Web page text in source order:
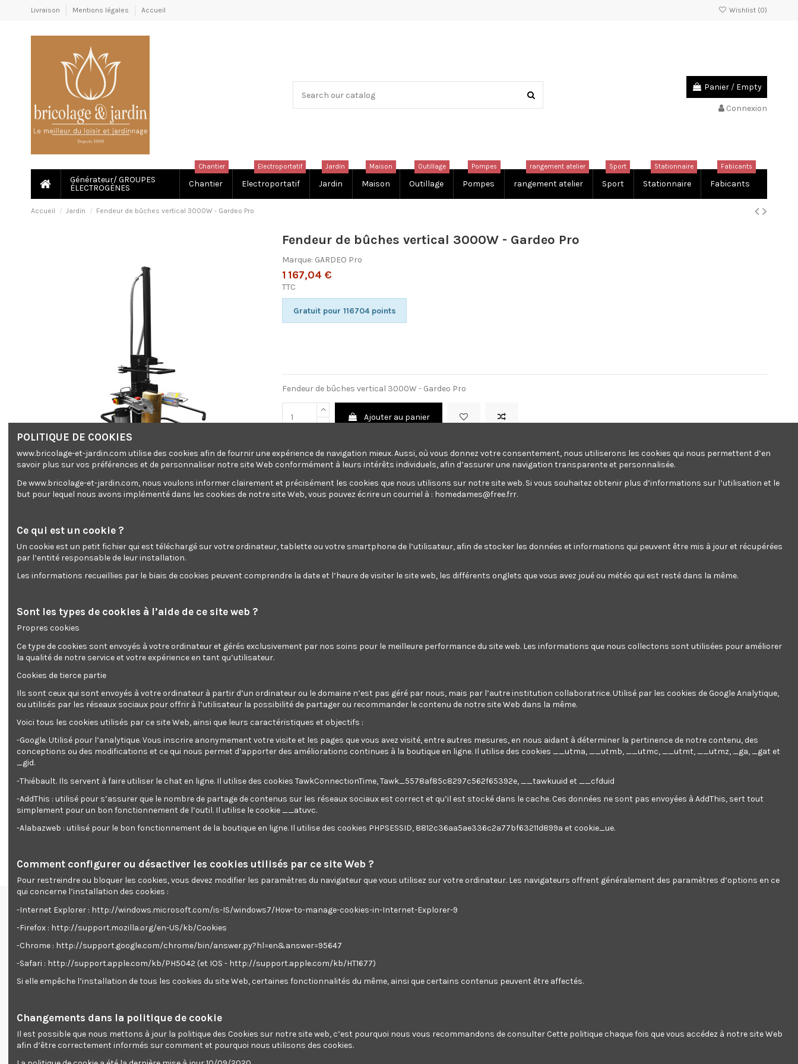
Livraison Mentions légales Accueil Wishlist (0)
Panier / Empty
Connexion
Générateur/ GROUPES
ÉLECTROGÈNES
Chantier
Chantier
Electroportatif
Electroportatif
Jardin
Jardin
Maison
Maison
Outillage
Outillage
Pompes
Pompes
rangement atelier
rangement atelier
Sport
Sport
Stationnaire
Stationnaire
Fabicants
Fabicants
Accueil Jardin Fendeur de bûches vertical 3000W - Gardeo Pro
Fendeur de bûches vertical 3000W - Gardeo Pro
Marque: GARDEO Pro
1 167,04 €
TTC
Gratuit pour 116704 points
Fendeur de bûches vertical 3000W - Gardeo Pro
Ajouter au panier
Get register and you will earn 1167 points/11,67 €(Chaque 1,00 € dépensé = 1 point, 1 point = 0,01 € de réduction sur
Votre panier totalisera 1167 points qui pourront être convertis en un bon de réduction de 11,67 €.
d'une enclume en acier biseautée, il est capable de fendre des bûches jusqu'à 40 cm de diamètre et 106 cm de longueur. De plus, il est livré avec un accessoire permettant de fendre les bûches
en 4. Robuste et performant, ce fendeur de bûches vous rendra service durant de nombreuses années.
Caractéristiques :
- Puissance : 3000 W
- Diamètre maximum des bûches: 40 cm
- Longueur maximale de la bûche: 106 cm
- Enclume biseautée en acier
- Transport et déplacement facilité par les 2 roues
- Ce produit répond à la nouvelle norme Européenne en vigueur !!
Renseignements
Mentions légales
Accueil
Promotions
Paiement sécurisé
centre de support Follow us
d'utilisation du site.
POLITIQUE DE COOKIES
www.bricolage-et-jardin.com utilise des cookies afin de fournir une expérience de navigation mieux. Aussi, où vous donnez votre consentement, nous utiliserons les cookies qui nous permettent d’en
savoir plus sur vos préférences et de personnaliser notre site Web conformément à leurs intérêts individuels, afin d’assurer une navigation transparente et personnalisée.
De www.bricolage-et-jardin.com, nous voulons informer clairement et précisément les cookies que nous utilisons sur notre site web. Si vous souhaitez obtenir plus d’informations sur l’utilisation et le
but pour lequel nous avons implémenté dans les cookies de notre site Web, vous pouvez écrire un courriel à : homedames@free.frr.
Ce qui est un cookie ?
Un cookie est un petit fichier qui est téléchargé sur votre ordinateur, tablette ou votre smartphone de l’utilisateur, afin de stocker les données et informations qui peuvent être mis à jour et récupérées
par l’entité responsable de leur installation.
Les informations recueillies par le biais de cookies peuvent comprendre la date et l’heure de visiter le site web, les différents onglets que vous avez joué ou météo qui est resté dans la même.
Sont les types de cookies à l’aide de ce site web ?
Propres cookies
Ce type de cookies sont envoyés à votre ordinateur et gérés exclusivement par nos soins pour le meilleure performance du site web. Les informations que nous collectons sont utilisées pour améliorer
la qualité de notre service et votre expérience en tant qu’utilisateur.
Cookies de tierce partie
Ils sont ceux qui sont envoyés à votre ordinateur à partir d’un ordinateur ou le domaine n’est pas géré par nous, mais par l’autre institution collaboratrice. Utilisé par les cookies de Google Analytique,
ou utilisés par les réseaux sociaux pour offrir à l’utilisateur la possibilité de partager ou recommander le contenu de notre site Web dans la même.
Voici tous les cookies utilisés par ce site Web, ainsi que leurs caractéristiques et objectifs :
-Google. Utilisé pour l’analytique. Vous inscrire anonymement votre visite et les pages que vous avez visité, entre autres mesures, en nous aidant à déterminer la pertinence de notre contenu, des
conceptions ou des modifications et ce qui nous permet d’apporter des améliorations continues à la boutique en ligne. Il utilise des cookies __utma, __utmb, __utmc, __utmt, __utmz, _ga, _gat et
_gid.
-Thiébault. Ils servent à faire utiliser le chat en ligne. Il utilise des cookies TawkConnectionTime, Tawk_5578af85c8297c562f65392e, __tawkuuid et __cfduid
-AddThis : utilisé pour s’assurer que le nombre de partage de contenus sur les réseaux sociaux est correct et qu’il est stocké dans le cache. Ces données ne sont pas envoyées à AddThis, sert tout
simplement pour un bon fonctionnement de l’outil. Il utilise le cookie __atuvc.
-Alabazweb : utilisé pour le bon fonctionnement de la boutique en ligne. Il utilise des cookies PHPSESSID, 8812c36aa5ae336c2a77bf63211d899a et cookie_ue.
Comment configurer ou désactiver les cookies utilisés par ce site Web ?
Pour restreindre ou bloquer les cookies, vous devez modifier les paramètres du navigateur que vous utilisez sur votre ordinateur. Les navigateurs offrent généralement des paramètres d’options en ce
qui concerne l’installation des cookies :
-Internet Explorer : http://windows.microsoft.com/is-IS/windows7/How-to-manage-cookies-in-Internet-Explorer-9
-Firefox : http://support.mozilla.org/en-US/kb/Cookies
-Chrome : http://support.google.com/chrome/bin/answer.py?hl=en&answer=95647
-Safari : http://support.apple.com/kb/PH5042 (et IOS - http://support.apple.com/kb/HT1677)
Si elle empêche l’installation de tous les cookies du site Web, certaines fonctionnalités du même, ainsi que certains contenus peuvent être affectés.
Changements dans la politique de cookie
Il est possible que nous mettons à jour la politique des Cookies sur notre site web, c’est pourquoi nous vous recommandons de consulter Cette politique chaque fois que vous accédez à notre site Web
afin d’être correctement informés sur comment et pourquoi nous utilisons des cookies.